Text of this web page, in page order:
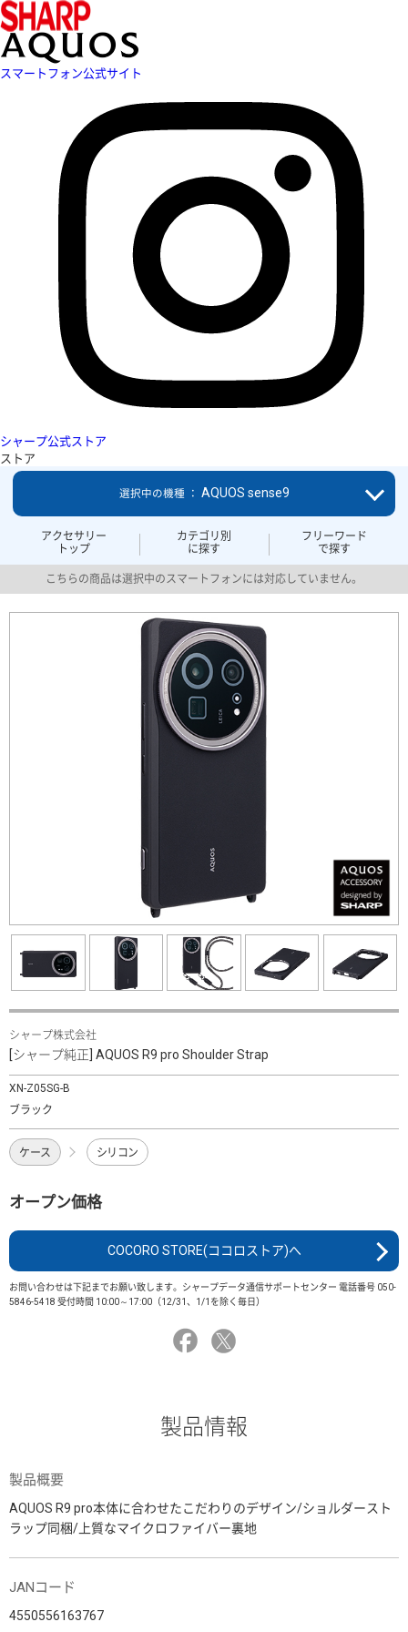
スマートフォン公式サイト
シャープ公式ストア
ストア
アクセサリー
トップ
カテゴリ別
に探す
フリーワード
で探す
選択中の機種 ： AQUOS sense9
こちらの商品は選択中のスマートフォンには対応していません。
シャープ株式会社
[シャープ純正] AQUOS R9 pro Shoulder Strap
XN-Z05SG-B
ブラック
ケース シリコン
オープン価格
COCORO STORE(ココロストア)へ
お問い合わせは下記までお願い致します。シャープデータ通信サポートセンター 電話番号 050-
5846-5418 受付時間 10:00～17:00（12/31、1/1を除く毎日）
製品情報
製品概要
AQUOS R9 pro本体に合わせたこだわりのデザイン/ショルダースト
ラップ同梱/上質なマイクロファイバー裏地
JANコード
4550556163767